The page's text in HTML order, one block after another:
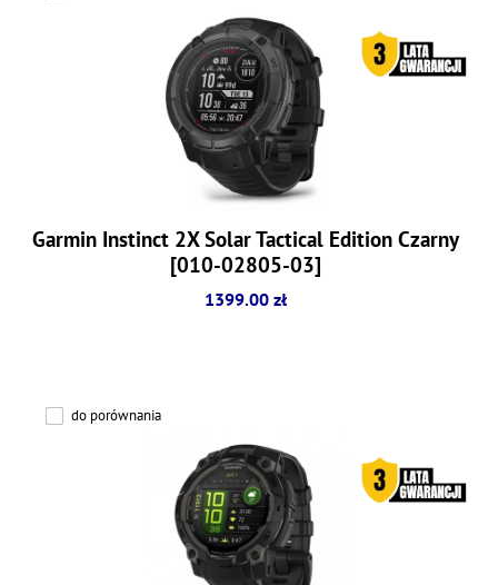
Garmin Instinct 2X Solar Tactical Edition Czarny
[010-02805-03]
1399.00 zł
do porównania